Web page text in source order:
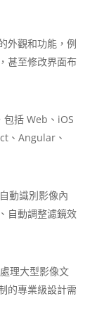
外觀和功能，例
甚至修改界面布
包括 Web、iOS
、Angular、
動識別影像內
自動調整濾鏡效
理大型影像文
的專業級設計需